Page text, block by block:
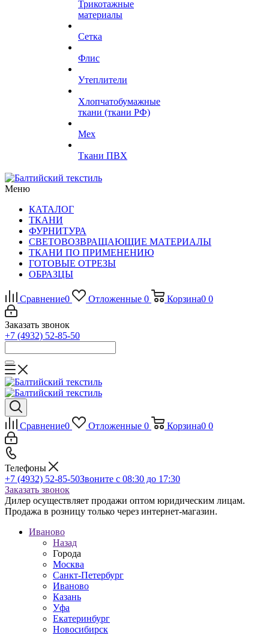
Трикотажные
материалы
Сетка
Флис
Утеплители
Хлопчатобумажные
ткани (ткани РФ)
Мех
Ткани ПВХ
Меню
КАТАЛОГ
ТКАНИ
ФУРНИТУРА
СВЕТОВОЗВРАЩАЮЩИЕ МАТЕРИАЛЫ
ТКАНИ ПО ПРИМЕНЕНИЮ
ГОТОВЫЕ ОТРЕЗЫ
ОБРАЗЦЫ
Сравнение0 Отложенные 0 Корзина0 0
Заказать звонок
+7 (4932) 52-85-50
Сравнение0 Отложенные 0 Корзина0 0
Телефоны
+7 (4932) 52-85-50Звоните с 08:30 до 17:30
Заказать звонок
Дилер осуществляет продажи оптом юридическим лицам.
Продажа в розницу только через интернет-магазин.
Иваново
Назад
Города
Москва
Санкт-Петербург
Иваново
Казань
Уфа
Екатеринбург
Новосибирск